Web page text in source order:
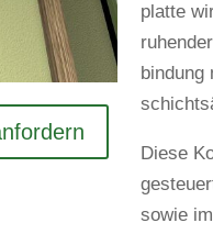
platte
Diese
sowie